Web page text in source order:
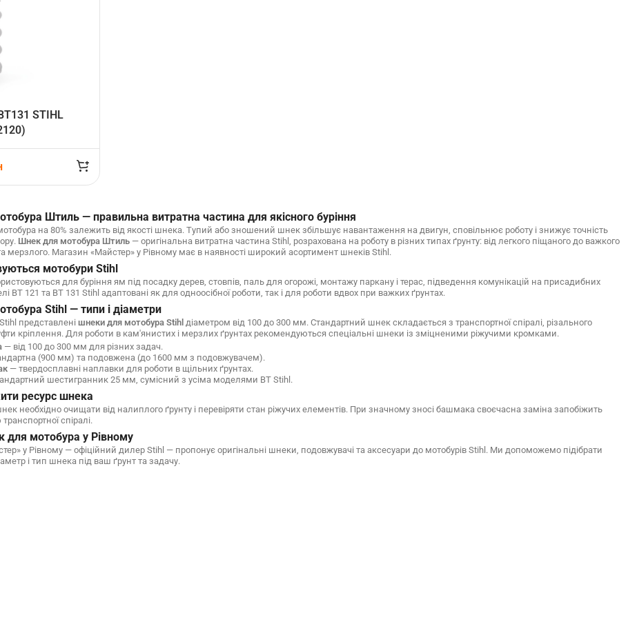
STIHL
Штиль — правильна витратна частина для якісного буріння
на 80% залежить від якості шнека. Тупий або зношений шнек збільшує навантаження на двигун, сповільнює роботу і знижує точність
Шнек для мотобура Штиль— оригінальна витратна частина Stihl, розрахована на роботу в різних типах ґрунту: від легкого піщаного до важкого
мерзлого. Магазин «Майстер» у Рівному має в наявності широкий асортимент шнеків Stihl.
мотобури Stihl
для буріння ям під посадку дерев, стовпів, паль для огорожі, монтажу паркану і терас, підведення комунікацій на присадибних
BT 121 та BT 131 Stihl адаптовані як для одноосібної роботи, так і для роботи вдвох при важких ґрунтах.
Stihl — типи і діаметри
представлені шнеки для мотобура Stihlдіаметром від 100 до 300 мм. Стандартний шнек складається з транспортної спіралі, різального
кріплення. Для роботи в кам'янистих і мерзлих ґрунтах рекомендуються спеціальні шнеки із зміцненими ріжучими кромками.
— від 100 до 300 мм для різних задач.
(900 мм) та подовжена (до 1600 мм з подовжувачем).
— твердосплавні наплавки для роботи в щільних ґрунтах.
шестигранник 25 мм, сумісний з усіма моделями BT Stihl.
ресурс шнека
необхідно очищати від налиплого ґрунту і перевіряти стан ріжучих елементів. При значному зносі башмака своєчасна заміна запобіжить
спіралі.
для мотобура у Рівному
у Рівному — офіційний дилер Stihl — пропонує оригінальні шнеки, подовжувачі та аксесуари до мотобурів Stihl. Ми допоможемо підібрати
і тип шнека під ваш ґрунт та задачу.